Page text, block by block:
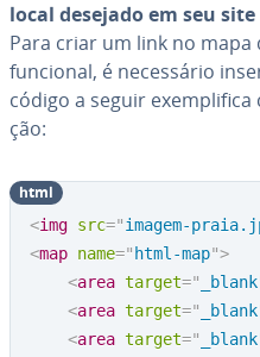
local desejado em seu site
Para criar um link no
funcional, é ne­ces­sá­rio
código a seguir
ção:
<img src="imagem-
<map name=" html-map">
<area target=" _blank
<area target=" _blank
<area target=" _blank
html